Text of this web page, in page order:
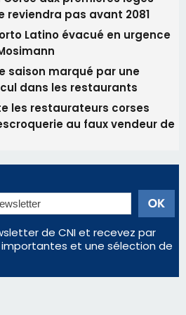
Miss Corse 2026
Corse aux premières loges
pas avant 2081
Latino évacué en urgence
saison marqué par une
dans les restaurants
les restaurateurs corses
de CNI et recevez par
importantes et une sélection de